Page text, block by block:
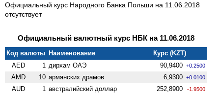
Официальный курс Народного Банка Польши на 11.06.2018
отсутствует
Официальный валютный курс НБК на 11.06.2018
Код валюты Наименование
Курс (KZT)
AED
1 дирхам ОАЭ 90,9400 +0.2500
AMD 10 армянских драмов 6,9300 +0.0100
AUD 1 австралийский доллар 252,8900 -1.9500